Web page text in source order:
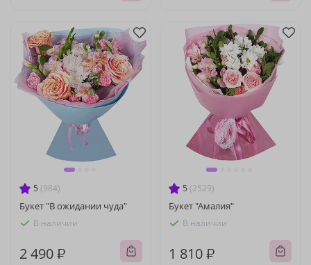
5 (984)
Букет "В ожидании чуда"
В наличии
2 490 ₽
5 (2529)
Букет "Амалия"
В наличии
1 810 ₽